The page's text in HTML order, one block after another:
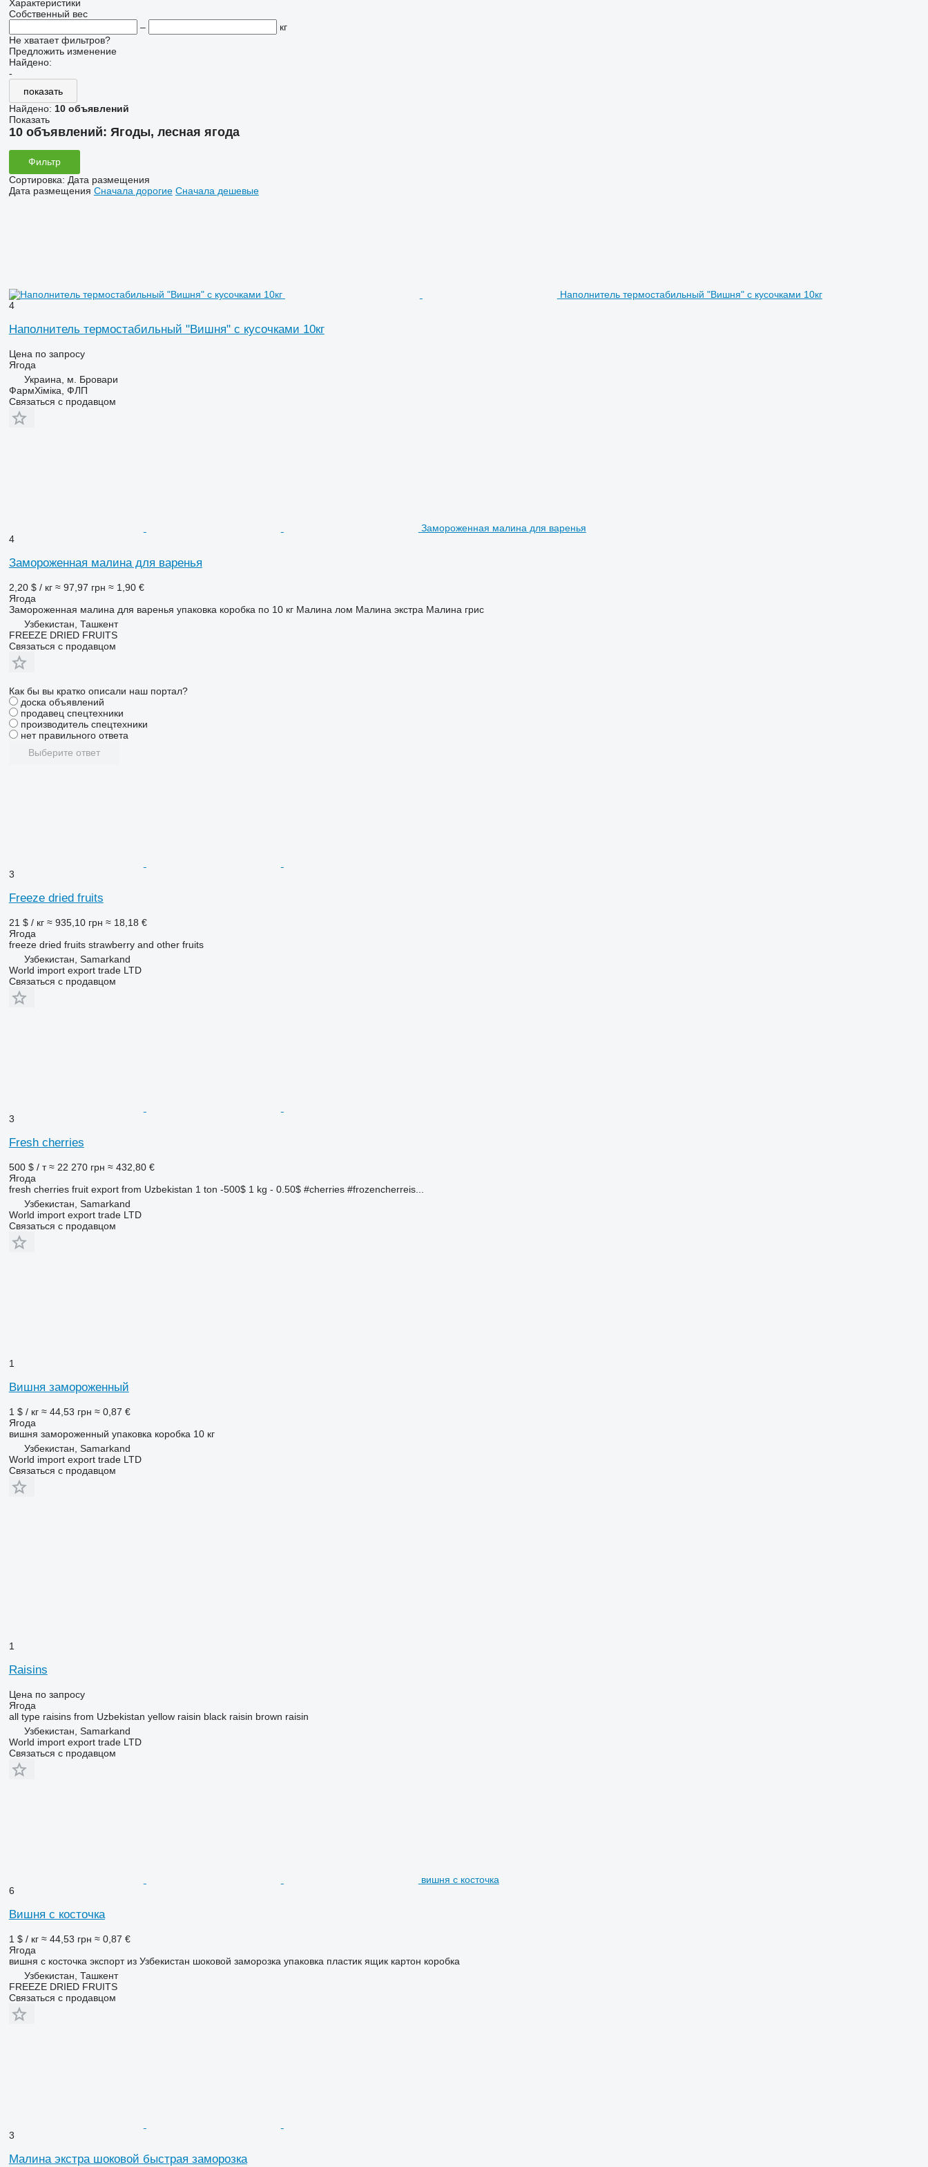
Характеристики
Собственный вес
–
кг
Не хватает фильтров?
Предложить изменение
Найдено:
-
показать
Найдено: 10 объявлений
Показать
10 объявлений: Ягоды, лесная ягода
Фильтр
Сортировка: Дата размещения
Дата размещения Сначала дорогие Сначала дешевые
Наполнитель термостабильный "Вишня" с кусочками 10кг
4
Наполнитель термостабильный "Вишня" с кусочками 10кг
Цена по запросу
Ягода
Украина, м. Бровари
ФармХіміка, ФЛП
Связаться с продавцом
Замороженная малина для варенья
4
Замороженная малина для варенья
2,20 $ / кг ≈ 97,97 грн ≈ 1,90 €
Ягода
Замороженная малина для варенья упаковка коробка по 10 кг Малина лом Малина экстра Малина грис
Узбекистан, Ташкент
FREEZE DRIED FRUITS
Связаться с продавцом
Как бы вы кратко описали наш портал?
доска объявлений
продавец спецтехники
производитель спецтехники
нет правильного ответа
Выберите ответ
3
Freeze dried fruits
21 $ / кг ≈ 935,10 грн ≈ 18,18 €
Ягода
freeze dried fruits strawberry and other fruits
Узбекистан, Samarkand
World import export trade LTD
Связаться с продавцом
3
Fresh cherries
500 $ / т ≈ 22 270 грн ≈ 432,80 €
Ягода
fresh cherries fruit export from Uzbekistan 1 ton -500$ 1 kg - 0.50$ #cherries #frozencherreis...
Узбекистан, Samarkand
World import export trade LTD
Связаться с продавцом
1
Вишня замороженный
1 $ / кг ≈ 44,53 грн ≈ 0,87 €
Ягода
вишня замороженный упаковка коробка 10 кг
Узбекистан, Samarkand
World import export trade LTD
Связаться с продавцом
1
Raisins
Цена по запросу
Ягода
all type raisins from Uzbekistan yellow raisin black raisin brown raisin
Узбекистан, Samarkand
World import export trade LTD
Связаться с продавцом
вишня с косточка
6
Вишня с косточка
1 $ / кг ≈ 44,53 грн ≈ 0,87 €
Ягода
вишня с косточка экспорт из Узбекистан шоковой заморозка упаковка пластик ящик картон коробка
Узбекистан, Ташкент
FREEZE DRIED FRUITS
Связаться с продавцом
3
Малина экстра шоковой быстрая заморозка